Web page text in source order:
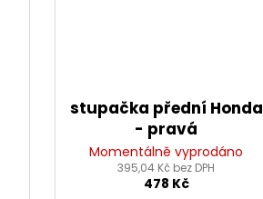
stupačka přední Honda
- pravá
Momentálně vyprodáno
395,04 Kč bez DPH
478 Kč